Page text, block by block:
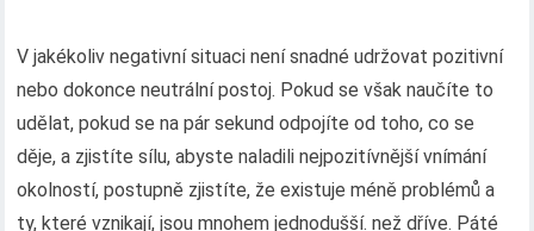
V jakékoliv negativní situaci není snadné udržovat pozitivní
nebo dokonce neutrální postoj. Pokud se však naučíte to
udělat, pokud se na pár sekund odpojíte od toho, co se
děje, a zjistíte sílu, abyste naladili nejpozitívnější vnímání
okolností, postupně zjistíte, že existuje méně problémů a
ty, které vznikají, jsou mnohem jednodušší. než dříve. Páté